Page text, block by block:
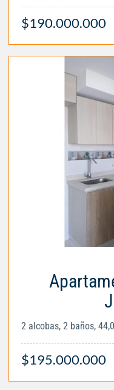
$190.000.000
2 alcobas, 2 baños,
$195.000.000